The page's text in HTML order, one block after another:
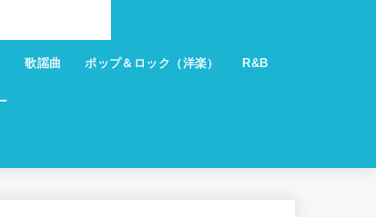
歌謡曲 ポップ＆ロック（洋楽） R&B